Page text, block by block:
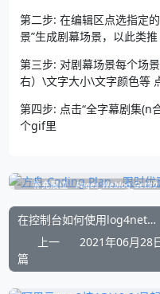
第二步: 在编辑区点选指定
景”生成剧幕场景，以此类
第三步: 对剧幕场景每个场
右）\文字大小\文字颜色等
第四步: 点击“全字幕剧集(n
个gif里
补充展位 Pages_Weblog_Get#0
在控制台如何使用log4net日志开源库的配置文件例子
上一
篇
2021年06月28